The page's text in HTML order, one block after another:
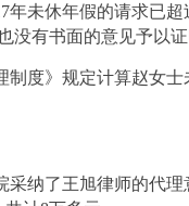
年未休年假的请求已
没有书面的意见予以证
制度》规定计算赵女
采纳了王旭律师的代